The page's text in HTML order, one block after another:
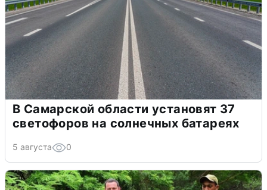
В Самарской области установят 37
светофоров на солнечных батареях
5 августа 0